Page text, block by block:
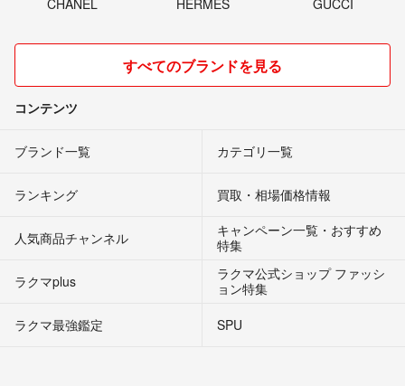
すべてのブランドを見る
コンテンツ
ブランド一覧 カテゴリ一覧
ランキング 買取・相場価格情報
人気商品チャンネル
キャンペーン一覧・おすすめ
特集
ラクマplus
ラクマ公式ショップ ファッシ
ョン特集
ラクマ最強鑑定
SPU